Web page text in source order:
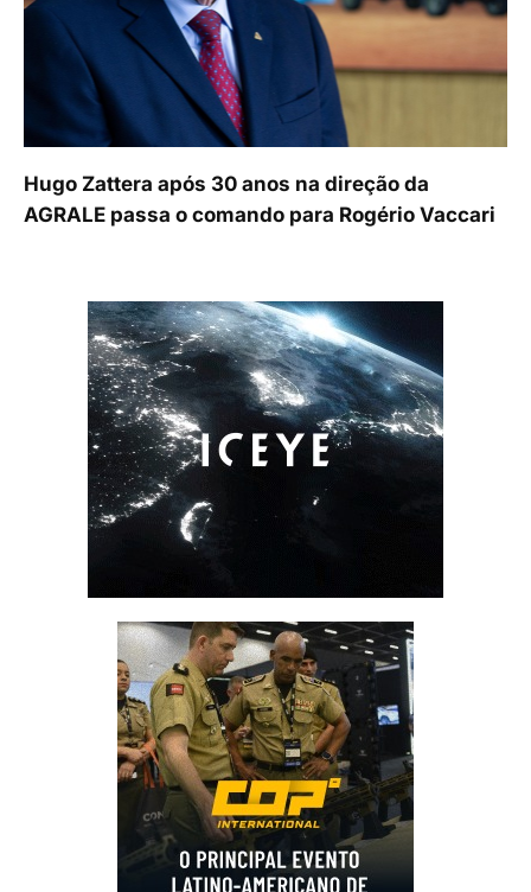
Hugo Zattera após 30 anos na direção da
AGRALE passa o comando para Rogério Vaccari